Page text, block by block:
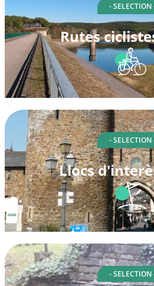
- SELECTION
Rutes
- SELECTION
Llocs
- SELECTION